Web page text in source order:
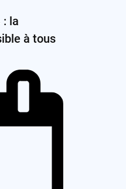
: la
à tous